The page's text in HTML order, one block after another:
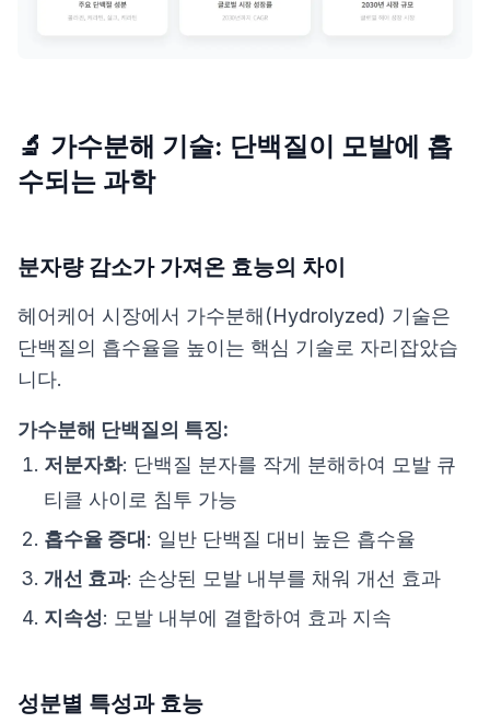
🔬 가수분해 기술: 단백질이 모발에 흡
수되는 과학
분자량 감소가 가져온 효능의 차이
헤어케어 시장에서 가수분해(Hydrolyzed) 기술은
단백질의 흡수율을 높이는 핵심 기술로 자리잡았습
니다.
가수분해 단백질의 특징:
저분자화: 단백질 분자를 작게 분해하여 모발 큐
티클 사이로 침투 가능
흡수율 증대 : 일반 단백질 대비 높은 흡수율
개선 효과: 손상된 모발 내부를 채워 개선 효과
지속성: 모발 내부에 결합하여 효과 지속
성분별 특성과 효능